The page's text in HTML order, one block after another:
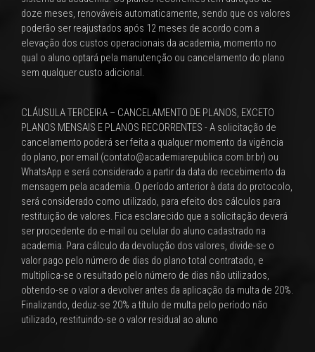
doze meses, renováveis automaticamente, sendo que os valores
poderão ser reajustados após 12 meses de acordo com a
elevação dos custos operacionais da academia, momento no
qual o aluno optará pela manutenção ou cancelamento do plano
sem qualquer custo adicional.
CLÁUSULA TERCEIRA – CANCELAMENTO DE PLANOS, EXCETO
PLANOS MENSAIS E PLANOS RECORRENTES - A solicitação de
cancelamento poderá ser feita a qualquer momento da vigência
do plano, por email (contato@academiarepublica.com.br.br) ou
WhatsApp e será considerado a partir da data do recebimento da
mensagem pela academia. O período anterior à data do protocolo,
será considerado como utilizado, para efeito dos cálculos para
restituição de valores. Fica esclarecido que a solicitação deverá
ser procedente do e-mail ou celular do aluno cadastrado na
academia. Para cálculo da devolução dos valores, divide-se o
valor pago pelo número de dias do plano total contratado, e
multiplica-se o resultado pelo número de dias não utilizados,
obtendo-se o valor a devolver antes da aplicação da multa de 20%.
Finalizando, deduz-se 20% a título de multa pelo período não
utilizado, restituindo-se o valor residual ao aluno